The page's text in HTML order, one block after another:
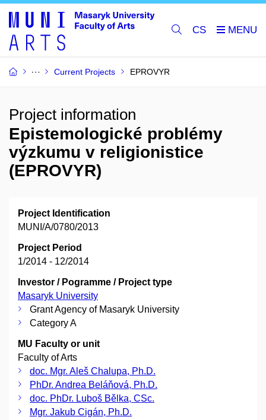
CS
Current Projects EPROVYR
Project information
Epistemologické problémy
výzkumu v religionistice
(EPROVYR)
Project Identification
MUNI/A/0780/2013
Project Period
1/2014 - 12/2014
Investor / Pogramme / Project type
Masaryk University
Grant Agency of Masaryk University
Category A
MU Faculty or unit
Faculty of Arts
doc. Mgr. Aleš Chalupa, Ph.D.
PhDr. Andrea Beláňová, Ph.D.
doc. PhDr. Luboš Bělka, CSc.
Mgr. Jakub Cigán, Ph.D.